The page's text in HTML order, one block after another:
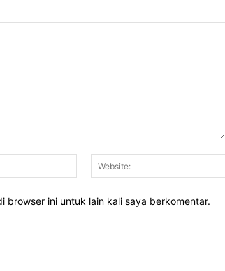
Email:*
browser ini untuk lain kali saya berkomentar.